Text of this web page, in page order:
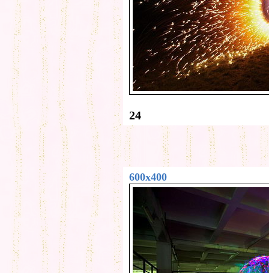
24
600x400